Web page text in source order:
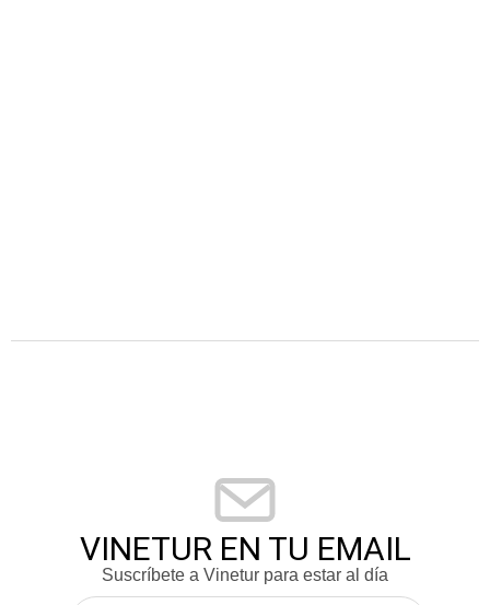
VINETUR EN TU EMAIL
Suscríbete a Vinetur para estar al día